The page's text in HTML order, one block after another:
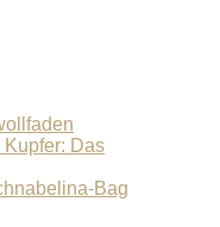
Das
Bag